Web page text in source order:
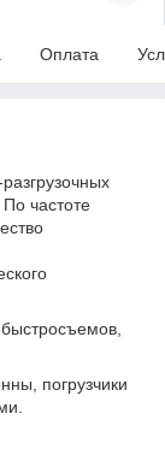
Оплата
частоте
погрузчики